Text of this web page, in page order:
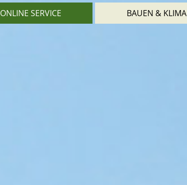
ONLINE SERVICE BAUEN & KLIMA